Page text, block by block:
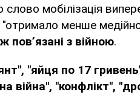
мобілізація
менше
повʼязані з війною.
"яйця по 17
війна", "конфлікт",